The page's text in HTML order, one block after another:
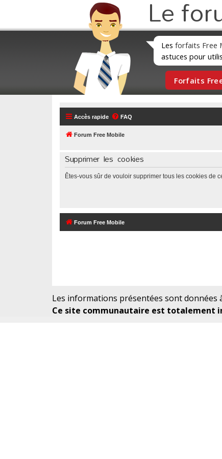
Le
Les forfaits Free
astuces pour
Forfaits
Accès rapide FAQ
Forum Free Mobile
Supprimer les cookies
Êtes-vous sûr de vouloir supprimer tous les cookies de
Forum Free Mobile
Les informations présentées sont données
Ce site communautaire est totalement